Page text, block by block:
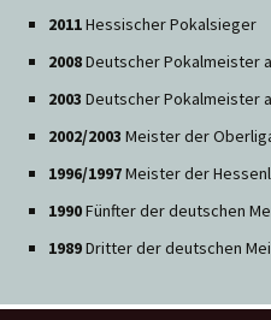
2011Hessischer Pokalsieger
2008Deutscher Pokalmeister
2003 Deutscher Pokalmeister
2002/2003 Meister der
1996/1997Meister der
1990Fünfter der deutschen
1989Dritter der deutschen